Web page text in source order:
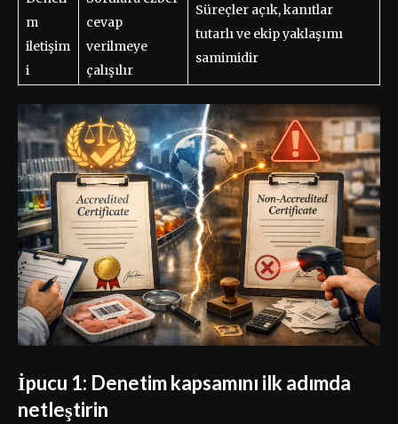
m
iletişim
i
cevap
verilmeye
çalışılır
Süreçler açık, kanıtlar
tutarlı ve ekip yaklaşımı
samimidir
İpucu 1: Denetim kapsamını ilk adımda
netleştirin